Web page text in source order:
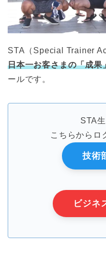
STA（Special Trainer
日本一お客さまの「成果
ールです。
STA
こちらからロ
技術
ビジネ